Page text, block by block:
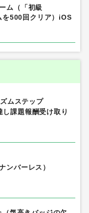
ム（「初級
を500回クリア）iOS
ムステップ
し課題報酬受け取り
ンバーレス）